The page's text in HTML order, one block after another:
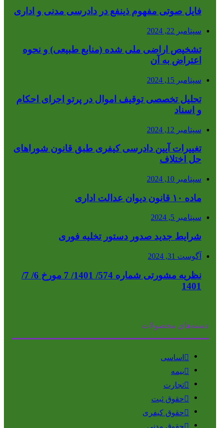
فایل صوتی مفهوم ذینفع در دادرسی مدنی و اداری
سپتامبر 22, 2024
تشخیص اراضی ملی شده (منابع طبیعی) و نحوه
اعتراض به آن
سپتامبر 15, 2024
تحلیل تخصصی توقیف اموال در پرتو اجرای احکام
و اسناد
سپتامبر 12, 2024
تغییرات آیین دادرسی کیفری طبق قانون شوراهای
حل اختلاف
سپتامبر 10, 2024
ماده ۱۰ قانون دیوان عدالت اداری
سپتامبر 5, 2024
شرایط جدید صدور دستور تخلیه فوری
آگوست 31, 2024
نظریه مشورتی شماره 574/ 1401/ 7 مورخ 6/ 7/
1401
دسته‌های محصولات
اساسی
بیمه
تجارت
حقوق ثبت
حقوق کیفری